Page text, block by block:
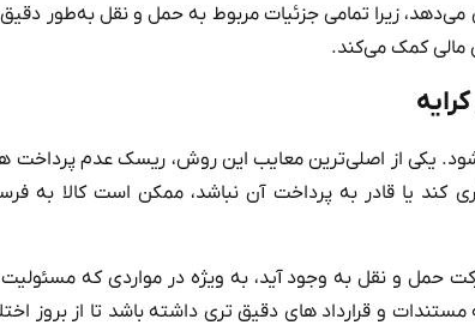
می‌دهد، زیرا تمامی جزئیات مربوط به حمل و نقل به‌طور
کمک می‌کند.
یکی از اصلی‌ترین معایب این روش، ریسک عدم پرداخت
یا قادر به پرداخت آن نباشد، ممکن است کالا به
حمل و نقل به وجود آید، به ویژه در مواردی که
و قرارداد های دقیق‌ تری داشته باشد تا از بروز